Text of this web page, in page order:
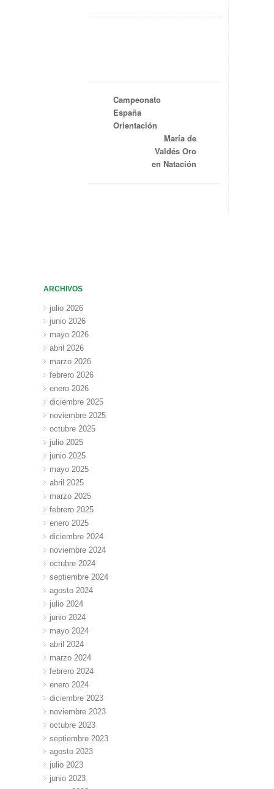
Campeonato
España
Orientación
María de
Valdés Oro
en Natación
ARCHIVOS
julio 2026
junio 2026
mayo 2026
abril 2026
marzo 2026
febrero 2026
enero 2026
diciembre 2025
noviembre 2025
octubre 2025
julio 2025
junio 2025
mayo 2025
abril 2025
marzo 2025
febrero 2025
enero 2025
diciembre 2024
noviembre 2024
octubre 2024
septiembre 2024
agosto 2024
julio 2024
junio 2024
mayo 2024
abril 2024
marzo 2024
febrero 2024
enero 2024
diciembre 2023
noviembre 2023
octubre 2023
septiembre 2023
agosto 2023
julio 2023
junio 2023